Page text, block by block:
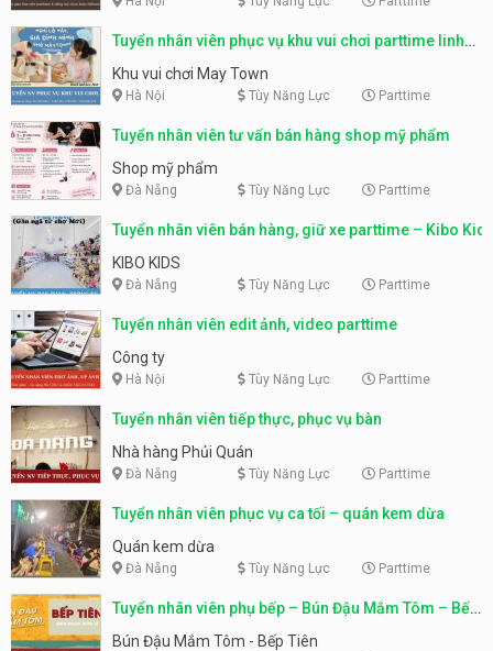
Tuyển nhân viên phục vụ khu vui chơi parttime linh
động
Khu vui chơi May Town
Hà Nội Tùy Năng Lực Parttime
Tuyển nhân viên tư vấn bán hàng shop mỹ phẩm
Shop mỹ phẩm
Đà Nẵng Tùy Năng Lực Parttime
Tuyển nhân viên bán hàng, giữ xe parttime – Kibo Kid
KIBO KIDS
Đà Nẵng Tùy Năng Lực Parttime
Tuyển nhân viên edit ảnh, video parttime
Công ty
Hà Nội Tùy Năng Lực Parttime
Tuyển nhân viên tiếp thực, phục vụ bàn
Nhà hàng Phủi Quán
Đà Nẵng Tùy Năng Lực Parttime
Tuyển nhân viên phục vụ ca tối – quán kem dừa
Quán kem dừa
Đà Nẵng Tùy Năng Lực Parttime
Tuyển nhân viên phụ bếp – Bún Đậu Mắm Tôm – Bếp
Tiên
Bún Đậu Mắm Tôm - Bếp Tiên